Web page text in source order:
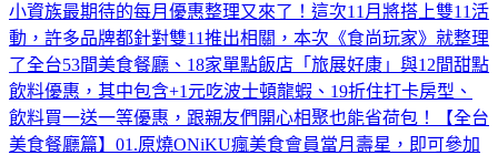
小資族最期待的每月優惠整理又來了！這次11月將搭上雙11活
動，許多品牌都針對雙11推出相關，本次《食尚玩家》就整理
了全台53間美食餐廳、18家單點飯店「旅展好康」與12間甜點
飲料優惠，其中包含+1元吃波士頓龍蝦、19折住打卡房型、
飲料買一送一等優惠，跟親友們開心相聚也能省荷包！【全台
美食餐廳篇】01.原燒ONiKU瘋美食會員當月壽星，即可參加